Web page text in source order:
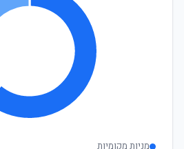
מניות מקומיות